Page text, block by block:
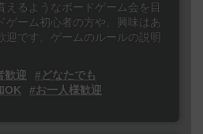
えるようなボードゲーム会を目
ゲーム初心者の方や、興味はあ
迎です。ゲームのルールの説明
歓迎
#どなたでも
OK
#お一人様歓迎